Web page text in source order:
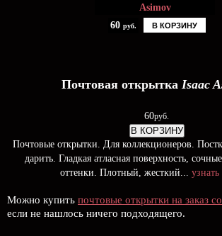
Asimov
60 руб. В КОРЗИНУ
Почтовая открытка Isaac
60руб.
В КОРЗИНУ
Почтовые открытки. Для коллекционеров.
дарить. Гладкая атласная поверхность,
оттенки. Плотный, жесткий...
Можно купить почтовые открытки на заказ
если не нашлось ничего подходящего.